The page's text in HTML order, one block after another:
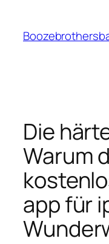
content
Die
Warum
app für